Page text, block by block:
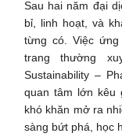
Sau hai năm đại
bỉ, linh hoạt, và
từng có. Việc
trang thường
Sustainability –
quan tâm lớn kêu
khó khăn mở ra
sàng bứt phá, học